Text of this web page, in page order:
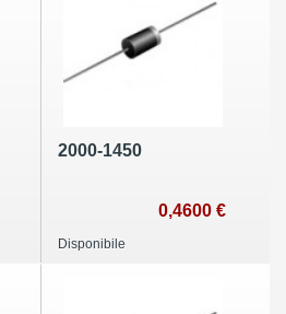
2000-1450
0,4600 €
Disponibile